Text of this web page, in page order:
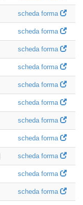
scheda forma
scheda forma
scheda forma
scheda forma
scheda forma
scheda forma
scheda forma
scheda forma
scheda forma
scheda forma
scheda forma